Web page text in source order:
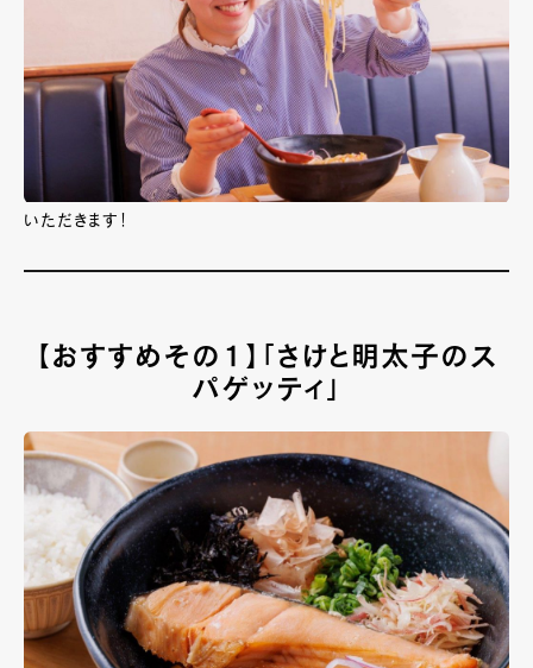
いただきます！
【おすすめその１】「さけと明太子のス
パゲッティ」